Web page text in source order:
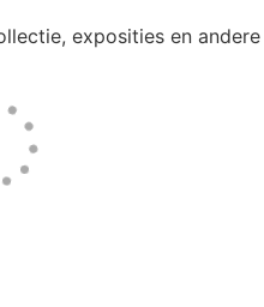
exposities en andere